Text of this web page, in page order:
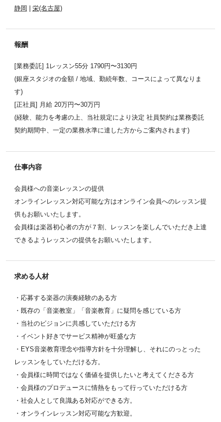
静岡 | 栄(名古屋)
報酬
[業務委託] 1レッスン55分 1790円〜3130円
(銀座スタジオの金額 / 地域、勤続年数、コースによって異なりま
す)
[正社員] 月給 20万円〜30万円
(経験、能力を考慮の上、当社規定により決定 社員契約は業務委託
契約期間中、一定の業務水準に達した方からご案内されます)
仕事内容
会員様への音楽レッスンの提供
オンラインレッスン対応可能な方はオンライン会員へのレッスン提
供もお願いいたします。
会員様は楽器初心者の方が７割、レッスンを楽しんでいただき上達
できるようレッスンの提供をお願いいたします。
求める人材
・応募する楽器の演奏経験のある方
・既存の「音楽教室」「音楽教育」に疑問を感じている方
・当社のビジョンに共感していただける方
・イベント好きでサービス精神が旺盛な方
・EYS音楽教育理念や指導方針を十分理解し、それにのっとった
レッスンをしていただける方。
・会員様に時間ではなく価値を提供したいと考えてくださる方
・会員様のプロデュースに情熱をもって行っていただける方
・社会人として良識ある対応ができる方。
・オンラインレッスン対応可能な方歓迎。